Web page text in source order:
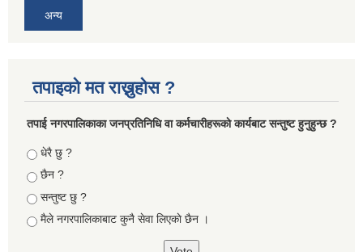
अन्य
तपाइको मत राख्नुहोस ?
तपा‌ई नगरपालिकाका जनप्रतिनिधि वा कर्मचारीहरूकाे कार्यबाट सन्तुष्ट हुनुहुन्छ ?
Choices
धेरै छु ?
छैन ?
सन्तुष्ट छु ?
मैले नगरपालिकाबाट कुनै सेवा लिएकाे छैन ।